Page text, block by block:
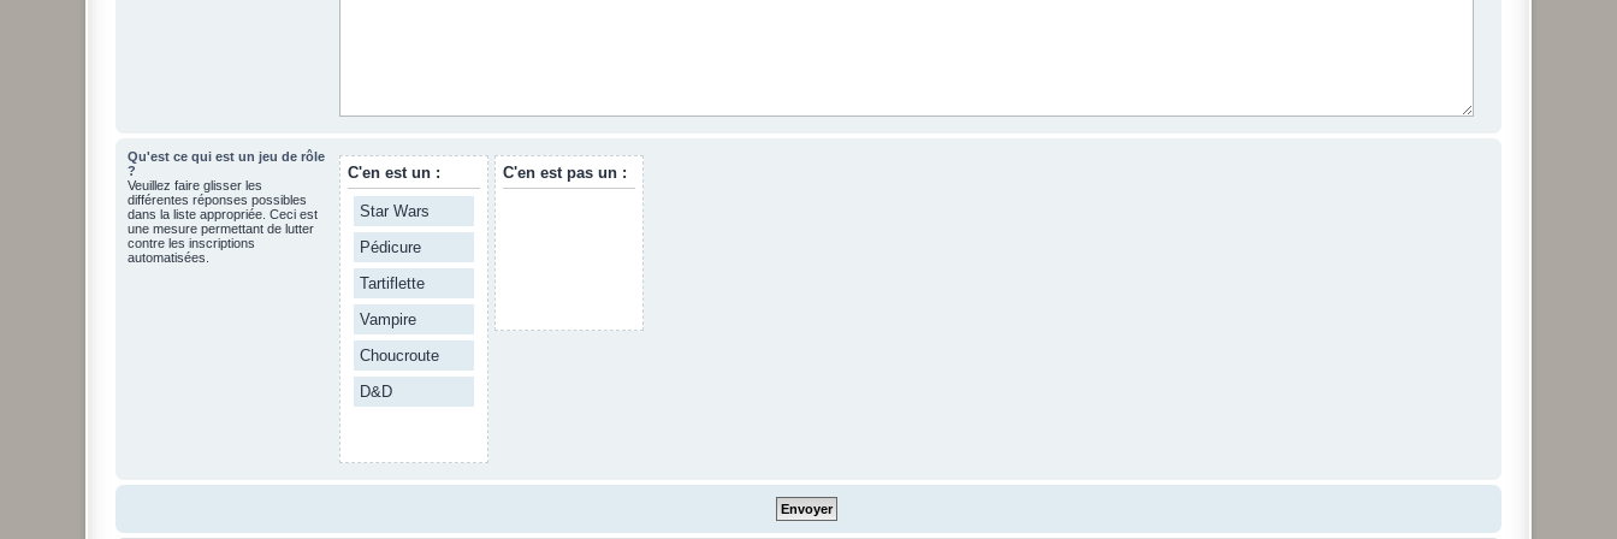
Qu'est ce qui est un jeu de rôle
?
Veuillez faire glisser les
différentes réponses possibles
dans la liste appropriée. Ceci est
une mesure permettant de lutter
contre les inscriptions
automatisées.
C'en est un :
Star Wars
Pédicure
Tartiflette
Vampire
Choucroute
D&D
C'en est pas un :